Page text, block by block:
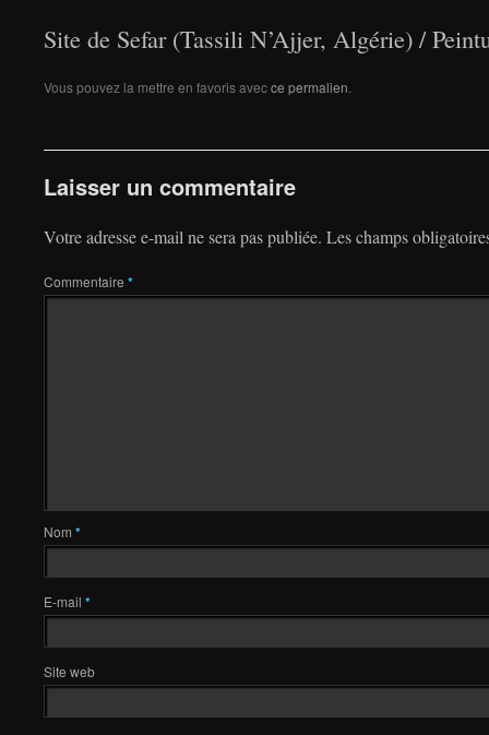
Site de Sefar (Tassili N’Ajjer, Algérie) /
Vous pouvez la mettre en favoris avecce permalien.
Laisser un commentaire
Votre adresse e-mail ne sera pas publiée. Les champs
Commentaire *
Nom *
E-mail *
Site web